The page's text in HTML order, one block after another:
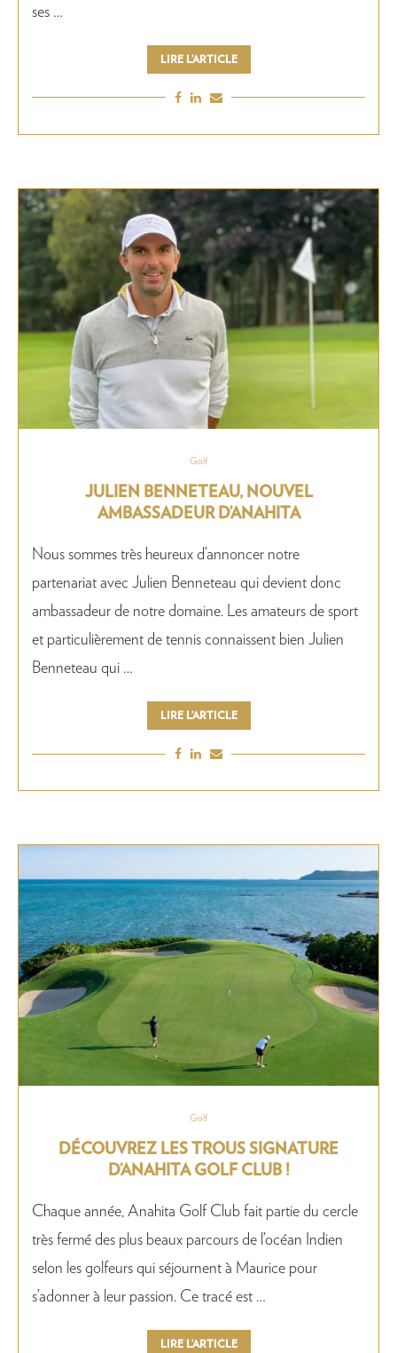
ses …
LIRE L’ARTICLE
Golf
JULIEN BENNETEAU, NOUVEL
AMBASSADEUR D’ANAHITA
Nous sommes très heureux d’annoncer notre
partenariat avec Julien Benneteau qui devient donc
ambassadeur de notre domaine. Les amateurs de sport
et particulièrement de tennis connaissent bien Julien
Benneteau qui …
LIRE L’ARTICLE
Golf
DÉCOUVREZ LES TROUS SIGNATURE
D’ANAHITA GOLF CLUB !
Chaque année, Anahita Golf Club fait partie du cercle
très fermé des plus beaux parcours de l’océan Indien
selon les golfeurs qui séjournent à Maurice pour
s’adonner à leur passion. Ce tracé est …
LIRE L’ARTICLE